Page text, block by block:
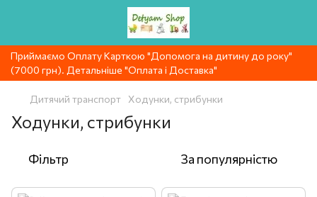
Приймаємо Оплату Карткою "Допомога на дитину до року"
(7000 грн). Детальніше "Оплата і Доставка"
Дитячий транспорт Ходунки, стрибунки
Ходунки, стрибунки
Фільтр За популярністю